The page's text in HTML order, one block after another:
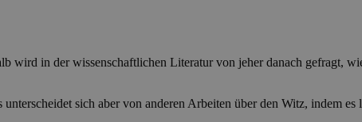
wird in der wissenschaftlichen Literatur von jeher danach gefragt,
sich aber von anderen Arbeiten über den Witz, indem